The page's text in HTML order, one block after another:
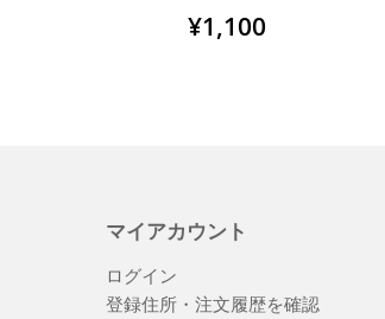
通
常
¥1,100
マイアカウント
ログイン
登録住所・注文履歴を確認